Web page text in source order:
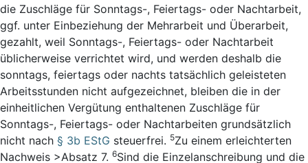
die Zuschläge für Sonntags-, Feiertags- oder Nachtarbeit,
ggf. unter Einbeziehung der Mehrarbeit und Überarbeit,
gezahlt, weil Sonntags-, Feiertags- oder Nachtarbeit
üblicherweise verrichtet wird, und werden deshalb die
sonntags, feiertags oder nachts tatsächlich geleisteten
Arbeitsstunden nicht aufgezeichnet, bleiben die in der
einheitlichen Vergütung enthaltenen Zuschläge für
Sonntags-, Feiertags- oder Nachtarbeiten grundsätzlich
nicht nach § 3b EStG steuerfrei. 5Zu einem erleichterten
Nachweis >Absatz 7. 6Sind die Einzelanschreibung und die